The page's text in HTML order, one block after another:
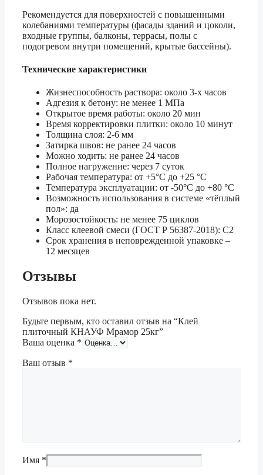
Рекомендуется для поверхностей с повышенными
колебаниями температуры (фасады зданий и цоколи,
входные группы, балконы, террасы, полы с
подогревом внутри помещений, крытые бассейны).
Технические характеристики
Жизнеспособность раствора: около 3-х часов
Адгезия к бетону: не менее 1 МПа
Открытое время работы: около 20 мин
Время корректировки плитки: около 10 минут
Толщина слоя: 2-6 мм
Затирка швов: не ранее 24 часов
Можно ходить: не ранее 24 часов
Полное нагружение: через 7 суток
Рабочая температура: от +5°С до +25 °С
Температура эксплуатации: от -50°С до +80 °С
Возможность использования в системе «тёплый
пол»: да
Морозостойкость: не менее 75 циклов
Класс клеевой смеси (ГОСТ Р 56387-2018): С2
Срок хранения в неповрежденной упаковке –
12 месяцев
Отзывы
Отзывов пока нет.
Будьте первым, кто оставил отзыв на “Клей
плиточный КНАУФ Мрамор 25кг”
Ваша оценка *
Ваш отзыв *
Имя *